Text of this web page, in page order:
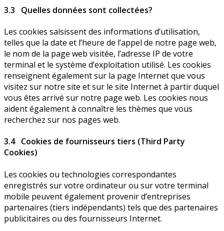
3.3 Quelles données sont collectées?
Les cookies saisissent des informations d’utilisation,
telles que la date et l’heure de l’appel de notre page web,
le nom de la page web visitée, l’adresse IP de votre
terminal et le système d’exploitation utilisé. Les cookies
renseignent également sur la page Internet que vous
visitez sur notre site et sur le site Internet à partir duquel
vous êtes arrivé sur notre page web. Les cookies nous
aident également à connaître les thèmes que vous
recherchez sur nos pages web.
3.4 Cookies de fournisseurs tiers (Third Party
Cookies)
Les cookies ou technologies correspondantes
enregistrés sur votre ordinateur ou sur votre terminal
mobile peuvent également provenir d’entreprises
partenaires (tiers indépendants) tels que des partenaires
publicitaires ou des fournisseurs Internet.